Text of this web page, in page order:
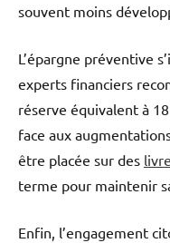
souvent moins
L’épargne préventive
experts financiers
réserve équivalent à
face aux
être placée sur des
terme pour maintenir
Enfin, l’engagement